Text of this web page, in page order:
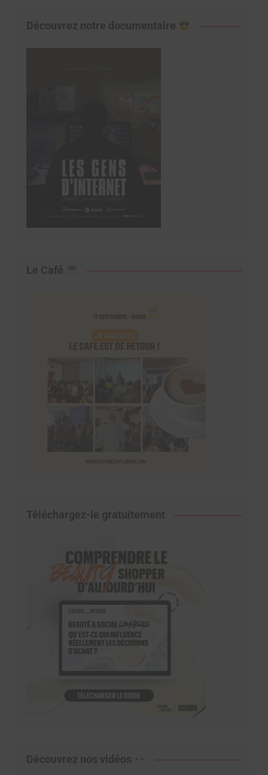
Découvrez notre documentaire
Le Café
Téléchargez-le gratuitement
Découvrez nos vidéos